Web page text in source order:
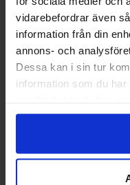
vidarebefordrar även
information från din
annons- och
Dessa kan i sin tur
information som du
Andre